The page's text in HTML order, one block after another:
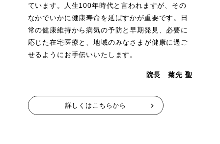
ています。人生100年時代と言われますが、その
なかでいかに健康寿命を延ばすかが重要です。日
常の健康維持から病気の予防と早期発見、必要に
応じた在宅医療と、地域のみなさまが健康に過ご
せるようにお手伝いいたします。
院長 菊先 聖
chevron_right
詳しくはこちらから